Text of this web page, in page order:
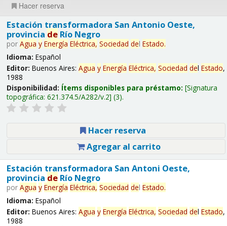
Hacer reserva
Estación transformadora San Antonio Oeste,
provincia deRío Negro
por Agua y Energía Eléctrica, Sociedad del Estado.
Idioma: Español
Editor: Buenos Aires: Agua y Energía Eléctrica, Sociedad del Estado,
1988
Disponibilidad: Ítems disponibles para préstamo: Signatura
topográfica: 621.374.5/A282/v.2 (3).
Hacer reserva
Agregar al carrito
Estación transformadora San Antoni Oeste,
provincia deRío Negro
por Agua y Energía Eléctrica, Sociedad del Estado.
Idioma: Español
Editor: Buenos Aires: Agua y Energía Eléctrica, Sociedad del Estado,
1988